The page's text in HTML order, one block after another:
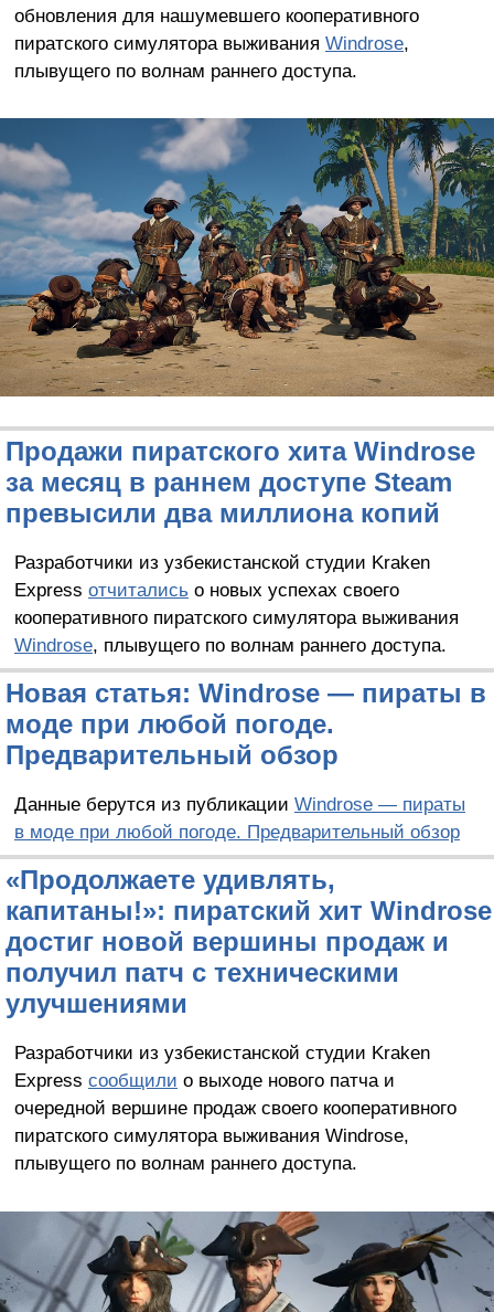
обновления для нашумевшего кооперативного
пиратского симулятора выживания Windrose,
плывущего по волнам раннего доступа.
Продажи пиратского хита Windrose
за месяц в раннем доступе Steam
превысили два миллиона копий
Разработчики из узбекистанской студии Kraken
Express отчитались о новых успехах своего
кооперативного пиратского симулятора выживания
Windrose, плывущего по волнам раннего доступа.
Новая статья: Windrose — пираты в
моде при любой погоде.
Предварительный обзор
Данные берутся из публикации Windrose — пираты
в моде при любой погоде. Предварительный обзор
«Продолжаете удивлять,
капитаны!»: пиратский хит Windrose
достиг новой вершины продаж и
получил патч с техническими
улучшениями
Разработчики из узбекистанской студии Kraken
Express сообщили о выходе нового патча и
очередной вершине продаж своего кооперативного
пиратского симулятора выживания Windrose,
плывущего по волнам раннего доступа.